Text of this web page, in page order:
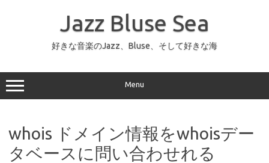
ッ
プ
Jazz Bluse Sea
好きな音楽のJazz、Bluse、そして好きな海
Menu
whois ドメイン情報をwhoisデー
タベースに問い合わせれる